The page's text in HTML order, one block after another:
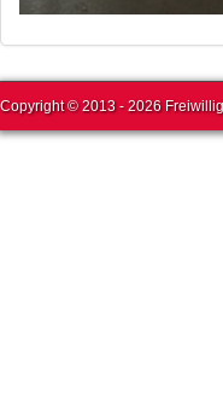
Copyright © 2013 - 2026